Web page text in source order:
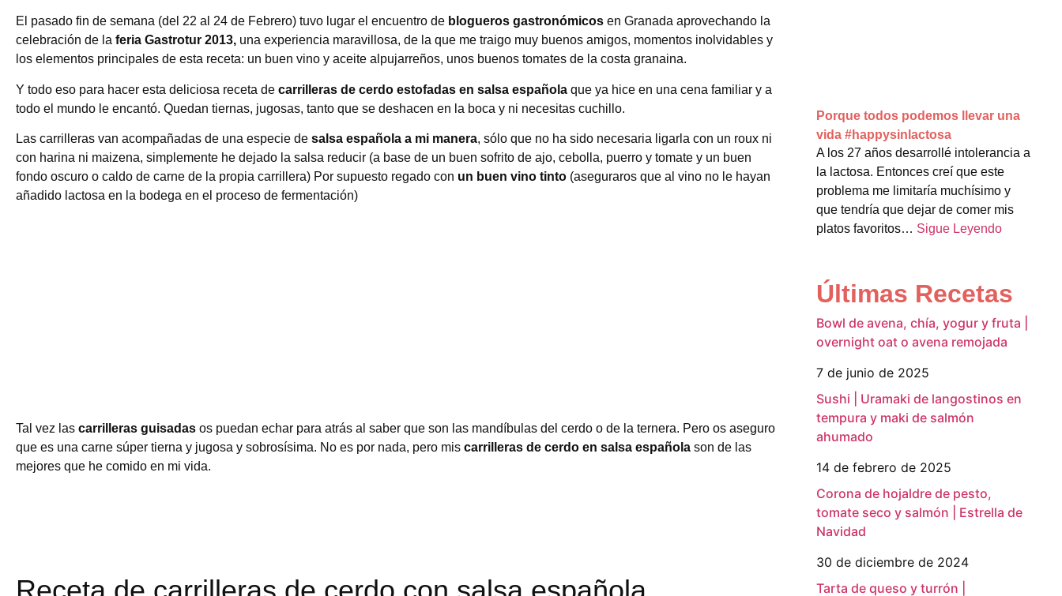
El pasado fin de semana (del 22 al 24 de Febrero) tuvo lugar el encuentro de blogueros gastronómicos en Granada aprovechando la
celebración de la feria Gastrotur 2013, una experiencia maravillosa, de la que me traigo muy buenos amigos, momentos inolvidables y
los elementos principales de esta receta: un buen vino y aceite alpujarreños, unos buenos tomates de la costa granaina.
Y todo eso para hacer esta deliciosa receta de carrilleras de cerdo estofadas en salsa española que ya hice en una cena familiar y a
todo el mundo le encantó. Quedan tiernas, jugosas, tanto que se deshacen en la boca y ni necesitas cuchillo.
Las carrilleras van acompañadas de una especie de salsa española a mi manera, sólo que no ha sido necesaria ligarla con un roux ni
con harina ni maizena, simplemente he dejado la salsa reducir (a base de un buen sofrito de ajo, cebolla, puerro y tomate y un buen
fondo oscuro o caldo de carne de la propia carrillera) Por supuesto regado con un buen vino tinto (aseguraros que al vino no le hayan
añadido lactosa en la bodega en el proceso de fermentación)
Tal vez las carrilleras guisadas os puedan echar para atrás al saber que son las mandíbulas del cerdo o de la ternera. Pero os aseguro
que es una carne súper tierna y jugosa y sobrosísima. No es por nada, pero mis carrilleras de cerdo en salsa española son de las
mejores que he comido en mi vida.
Porque todos podemos llevar una
vida #happysinlactosa
A los 27 años desarrollé intolerancia a
la lactosa. Entonces creí que este
problema me limitaría muchísimo y
que tendría que dejar de comer mis
platos favoritos… Sigue Leyendo
Últimas Recetas
Bowl de avena, chía, yogur y fruta |
overnight oat o avena remojada
7 de junio de 2025
Sushi | Uramaki de langostinos en
tempura y maki de salmón
ahumado
14 de febrero de 2025
Corona de hojaldre de pesto,
tomate seco y salmón | Estrella de
Navidad
30 de diciembre de 2024
Tarta de queso y turrón |